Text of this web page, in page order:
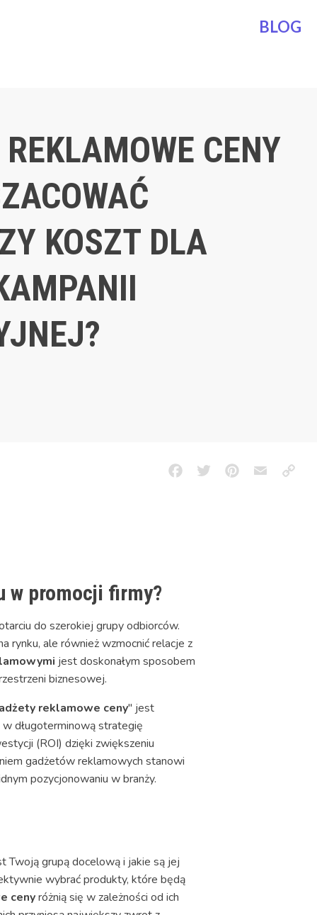
BLOG
CENY
KOSZT DLA
FacebookTwitterPinterestEmailCopy
w promocji firmy?
do szerokiej grupy odbiorców.
rynku, ale również wzmocnić relacje z
jest doskonałym sposobem
biznesowej.
reklamowe ceny" jest
długoterminową strategię
(ROI) dzięki zwiększeniu
gadżetów reklamowych stanowi
pozycjonowaniu w branży.
Twoją grupą docelową i jakie są jej
wybrać produkty, które będą
cenyróżnią się w zależności od ich